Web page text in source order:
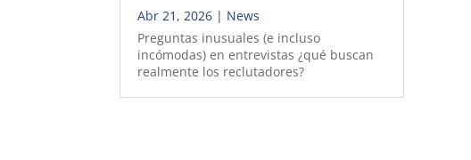
Abr 21, 2026 | News
Preguntas inusuales (e incluso
incómodas) en entrevistas ¿qué buscan
realmente los reclutadores?